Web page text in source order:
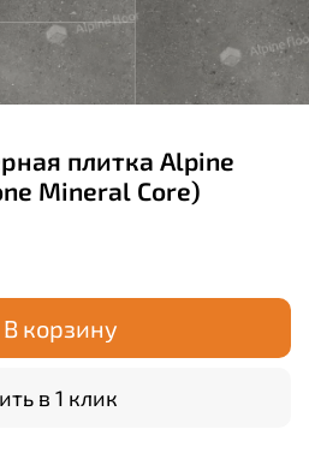
плитка Alpine
Mineral Core)
В корзину
в 1 клик